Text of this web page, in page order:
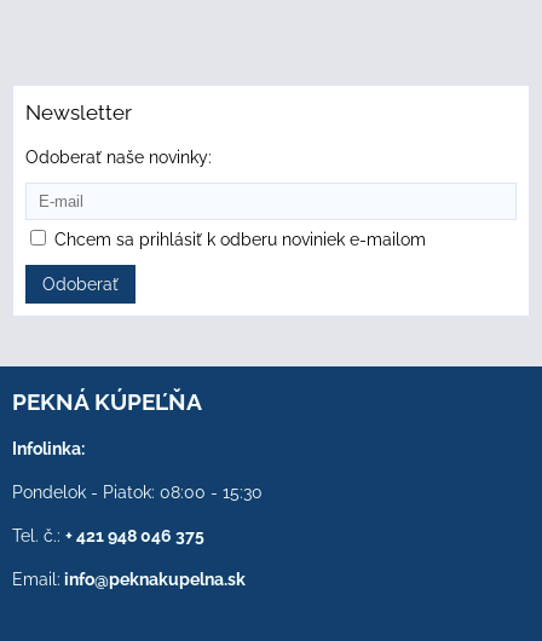
Newsletter
Odoberať naše novinky:
Chcem sa prihlásiť k odberu noviniek e-mailom
Odoberať
PEKNÁ KÚPEĽŇA
Infolinka:
Pondelok - Piatok: 08:00 - 15:30
Tel. č.: + 421 948 046 375
Email: info@peknakupelna.sk